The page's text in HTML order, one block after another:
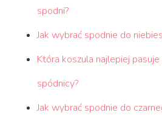
spodni?
Jak wybrać spodnie do
Która koszula najlepiej pasuje
spódnicy?
Jak wybrać spodnie do